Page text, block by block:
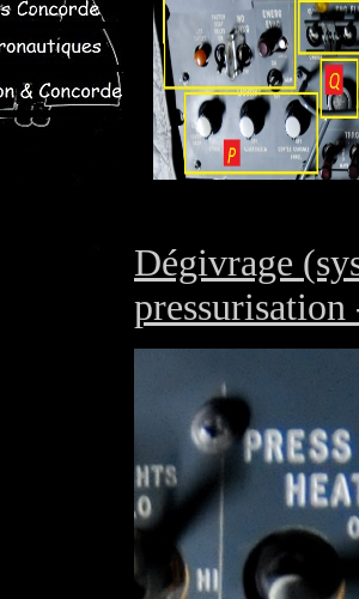
Dégivrage
pressurisation